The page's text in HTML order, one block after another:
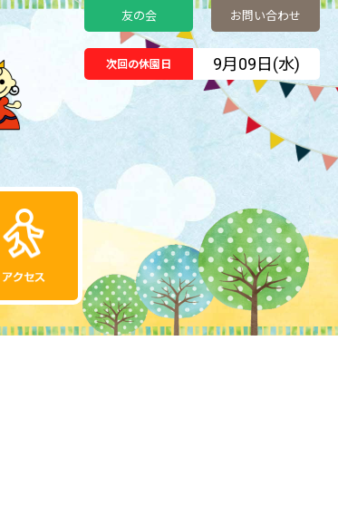
友の会 お問い合わせ
次回の休園日 9月09日(水)